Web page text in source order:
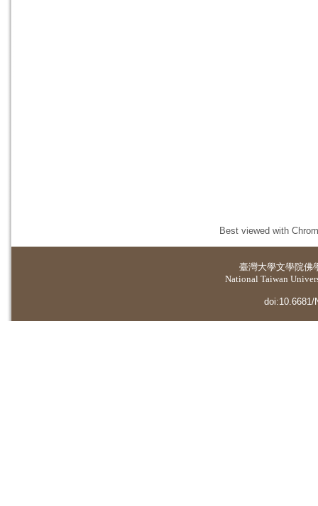
Best viewed with
臺灣大學文學院佛
National Taiwan
doi:10.6681/